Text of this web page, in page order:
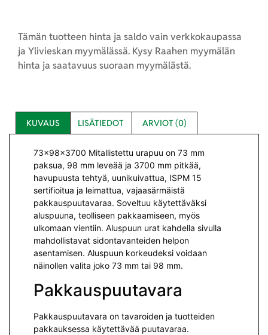
Tämän tuotteen hinta ja saldo vain verkkokaupassa
ja Ylivieskan myymälässä. Kysy Raahen myymälän
hinta ja saatavuus suoraan myymälästä.
KUVAUS LISÄTIEDOT ARVIOT (0)
73x98x3700 Mitallistettu urapuu on 73 mm
paksua, 98 mm leveää ja 3700 mm pitkää,
havupuusta tehtyä, uunikuivattua, ISPM 15
sertifioitua ja leimattua, vajaasärmäistä
pakkauspuutavaraa. Soveltuu käytettäväksi
aluspuuna, teolliseen pakkaamiseen, myös
ulkomaan vientiin. Aluspuun urat kahdella sivulla
mahdollistavat sidontavanteiden helpon
asentamisen. Aluspuun korkeudeksi voidaan
näinollen valita joko 73 mm tai 98 mm.
Pakkauspuutavara
Pakkauspuutavara on tavaroiden ja tuotteiden
pakkauksessa käytettävää puutavaraa.